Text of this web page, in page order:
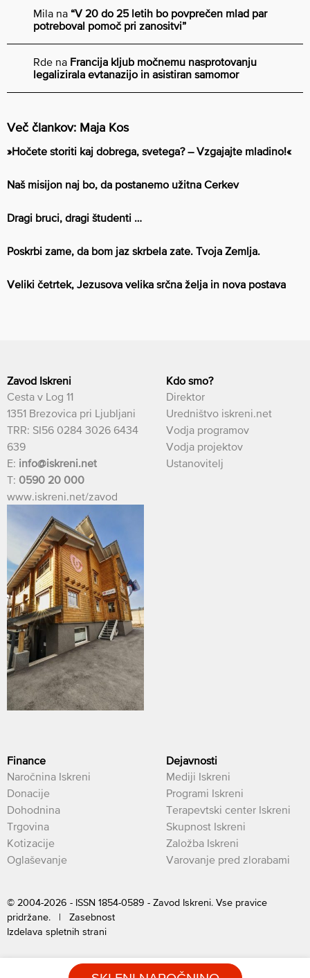
Mila na “V 20 do 25 letih bo povprečen mlad par
potreboval pomoč pri zanositvi”
Rde na Francija kljub močnemu nasprotovanju
legalizirala evtanazijo in asistiran samomor
Več člankov: Maja Kos
»Hočete storiti kaj dobrega, svetega? – Vzgajajte mladino!«
Naš misijon naj bo, da postanemo užitna Cerkev
Dragi bruci, dragi študenti …
Poskrbi zame, da bom jaz skrbela zate. Tvoja Zemlja.
Veliki četrtek, Jezusova velika srčna želja in nova postava
Zavod Iskreni
Cesta v Log 11
1351 Brezovica pri Ljubljani
TRR: SI56 0284 3026 6434
639
E: info@iskreni.net
T: 0590 20 000
www.iskreni.net/zavod
Kdo smo?
Direktor
Uredništvo iskreni.net
Vodja programov
Vodja projektov
Ustanovitelj
Finance
Naročnina Iskreni
Donacije
Dohodnina
Trgovina
Kotizacije
Oglaševanje
Dejavnosti
Mediji Iskreni
Programi Iskreni
Terapevtski center Iskreni
Skupnost Iskreni
Založba Iskreni
Varovanje pred zlorabami
© 2004-2026 - ISSN 1854-0589 - Zavod Iskreni. Vse pravice
pridržane. | Zasebnost
Izdelava spletnih strani